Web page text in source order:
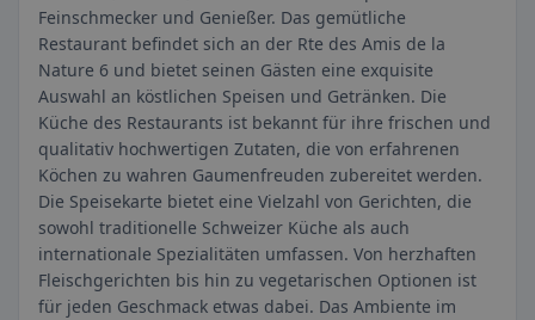
Feinschmecker und Genießer. Das gemütliche
Restaurant befindet sich an der Rte des Amis de la
Nature 6 und bietet seinen Gästen eine exquisite
Auswahl an köstlichen Speisen und Getränken. Die
Küche des Restaurants ist bekannt für ihre frischen und
qualitativ hochwertigen Zutaten, die von erfahrenen
Köchen zu wahren Gaumenfreuden zubereitet werden.
Die Speisekarte bietet eine Vielzahl von Gerichten, die
sowohl traditionelle Schweizer Küche als auch
internationale Spezialitäten umfassen. Von herzhaften
Fleischgerichten bis hin zu vegetarischen Optionen ist
für jeden Geschmack etwas dabei. Das Ambiente im